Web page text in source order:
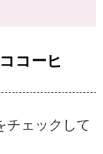
コーヒ
チェックして